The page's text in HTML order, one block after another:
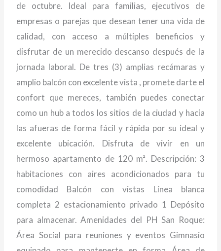
de octubre. Ideal para familias, ejecutivos de
empresas o parejas que desean tener una vida de
calidad, con acceso a múltiples beneficios y
disfrutar de un merecido descanso después de la
jornada laboral. De tres (3) amplias recámaras y
amplio balcón con excelente vista , promete darte el
confort que mereces, también puedes conectar
como un hub a todos los sitios de la ciudad y hacia
las afueras de forma fácil y rápida por su ideal y
excelente ubicación. Disfruta de vivir en un
hermoso apartamento de 120 m². Descripción: 3
habitaciones con aires acondicionados para tu
comodidad Balcón con vistas Línea blanca
completa 2 estacionamiento privado 1 Depósito
para almacenar. Amenidades del PH San Roque:
Área Social para reuniones y eventos Gimnasio